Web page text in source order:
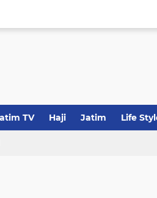
TV Haji Jatim Life